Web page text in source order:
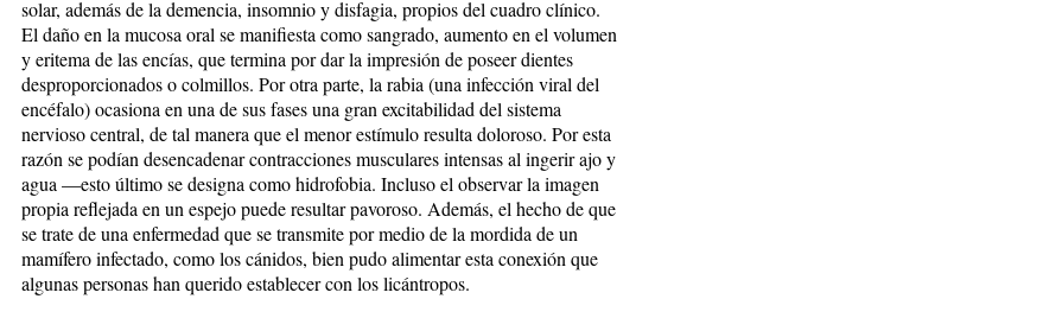
solar, además de la demencia, insomnio y disfagia, propios del cuadro clínico.
El daño en la mucosa oral se manifiesta como sangrado, aumento en el volumen
y eritema de las encías, que termina por dar la impresión de poseer dientes
desproporcionados o colmillos. Por otra parte, la rabia (una infección viral del
encéfalo) ocasiona en una de sus fases una gran excitabilidad del sistema
nervioso central, de tal manera que el menor estímulo resulta doloroso. Por esta
razón se podían desencadenar contracciones musculares intensas al ingerir ajo y
agua —esto último se designa como hidrofobia. Incluso el observar la imagen
propia reflejada en un espejo puede resultar pavoroso. Además, el hecho de que
se trate de una enfermedad que se transmite por medio de la mordida de un
mamífero infectado, como los cánidos, bien pudo alimentar esta conexión que
algunas personas han querido establecer con los licántropos.